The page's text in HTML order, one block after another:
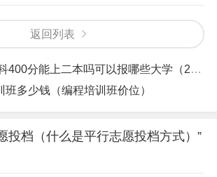
志愿，他们之间是平行关系，即改以往
数优先”。
高考志愿时，可在指定的批次同时填报
。
投档。平行院校志愿的投档原则是“分数
返回列表
能上二本吗可以报哪些大学（2021年文科420分能考上什么大学）
班多少钱（编程培训班价位）
投档（什么是平行志愿投档方式）”